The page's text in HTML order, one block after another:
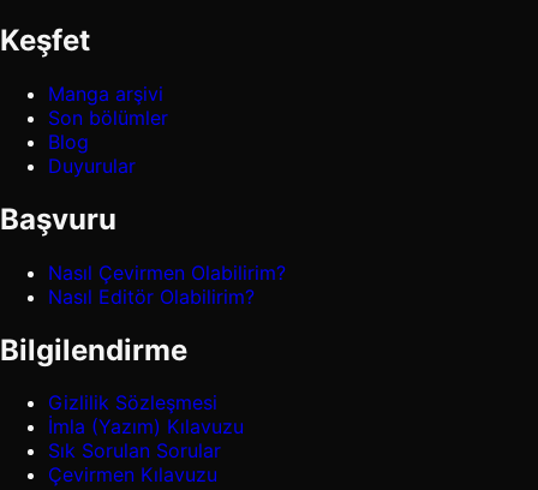
Keşfet
Manga arşivi
Son bölümler
Blog
Duyurular
Başvuru
Nasıl Çevirmen Olabilirim?
Nasıl Editör Olabilirim?
Bilgilendirme
Gizlilik Sözleşmesi
İmla (Yazım) Kılavuzu
Sık Sorulan Sorular
Çevirmen Kılavuzu